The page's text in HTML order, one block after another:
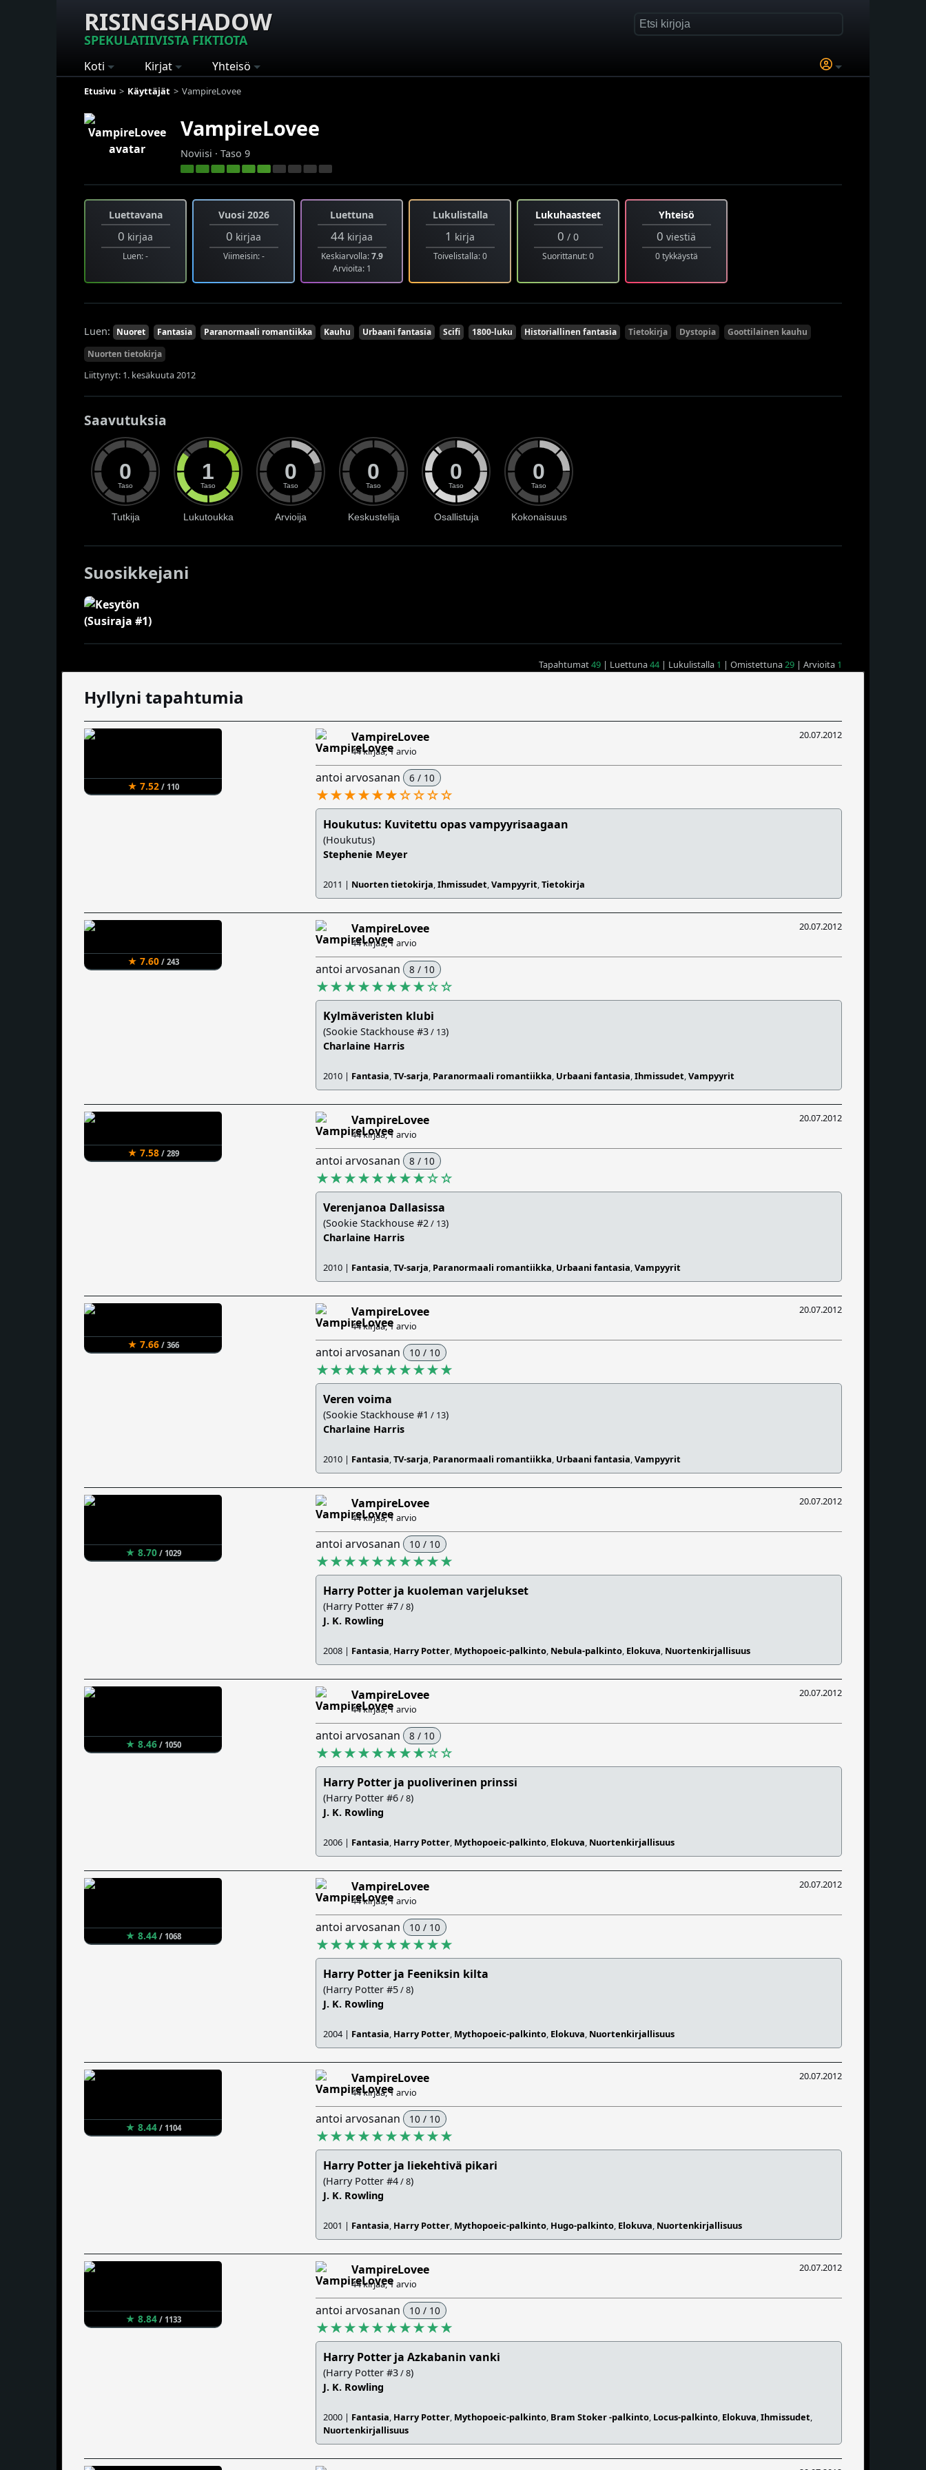
RISINGSHADOW
SPEKULATIIVISTA FIKTIOTA
Koti Kirjat Yhteisö
Etusivu Käyttäjät VampireLovee
VampireLovee
Noviisi · Taso 9
Luettavana
0 kirjaa
Luen: -
Vuosi 2026
0 kirjaa
Viimeisin: -
Luettuna
44 kirjaa
Keskiarvolla:7.9
Arvioita: 1
Lukulistalla
1 kirja
Toivelistalla: 0
Lukuhaasteet
0 / 0
Suorittanut: 0
Yhteisö
0 viestiä
0 tykkäystä
Luen: Nuoret Fantasia Paranormaali romantiikka Kauhu Urbaani fantasia Scifi 1800-luku Historiallinen fantasia Tietokirja Dystopia
Goottilainen kauhu
Nuorten tietokirja
Liittynyt: 1. kesäkuuta 2012
Saavutuksia
0
Taso
Tutkija
1
Taso
Lukutoukka
0
Taso
Arvioija
0
Taso
Keskustelija
0
Taso
Osallistuja
0
Taso
Kokonaisuus
Suosikkejani
Tapahtumat49 | Luettuna44 | Lukulistalla 1 | Omistettuna29 | Arvioita 1
Hyllyni tapahtumia
★ 7.52/ 110
20.07.2012
VampireLovee
44 kirjaa, 1 arvio
antoi arvosanan 6 / 10
★★★★★★☆☆☆☆
Houkutus: Kuvitettu opas vampyyrisaagaan
(Houkutus)
Stephenie Meyer
2011 | Nuorten tietokirja,Ihmissudet,Vampyyrit,Tietokirja
★ 7.60/ 243
20.07.2012
VampireLovee
44 kirjaa, 1 arvio
antoi arvosanan 8 / 10
★★★★★★★★☆☆
Kylmäveristen klubi
(Sookie Stackhouse #3/ 13)
Charlaine Harris
2010 | Fantasia,TV-sarja, Paranormaali romantiikka, Urbaani fantasia,Ihmissudet,Vampyyrit
★ 7.58/ 289
20.07.2012
VampireLovee
44 kirjaa, 1 arvio
antoi arvosanan 8 / 10
★★★★★★★★☆☆
Verenjanoa Dallasissa
(Sookie Stackhouse #2/ 13)
Charlaine Harris
2010 | Fantasia,TV-sarja, Paranormaali romantiikka, Urbaani fantasia,Vampyyrit
★ 7.66/ 366
20.07.2012
VampireLovee
44 kirjaa, 1 arvio
antoi arvosanan 10 / 10
★★★★★★★★★★
Veren voima
(Sookie Stackhouse #1 / 13)
Charlaine Harris
2010 | Fantasia,TV-sarja, Paranormaali romantiikka, Urbaani fantasia,Vampyyrit
★ 8.70/ 1029
20.07.2012
VampireLovee
44 kirjaa, 1 arvio
antoi arvosanan 10 / 10
★★★★★★★★★★
Harry Potter ja kuoleman varjelukset
(Harry Potter #7/ 8)
J. K. Rowling
2008 | Fantasia, Harry Potter, Mythopoeic-palkinto, Nebula-palkinto, Elokuva, Nuortenkirjallisuus
★ 8.46/ 1050
20.07.2012
VampireLovee
44 kirjaa, 1 arvio
antoi arvosanan 8 / 10
★★★★★★★★☆☆
Harry Potter ja puoliverinen prinssi
(Harry Potter #6/ 8)
J. K. Rowling
2006 | Fantasia, Harry Potter, Mythopoeic-palkinto, Elokuva, Nuortenkirjallisuus
★ 8.44/ 1068
20.07.2012
VampireLovee
44 kirjaa, 1 arvio
antoi arvosanan 10 / 10
★★★★★★★★★★
Harry Potter ja Feeniksin kilta
(Harry Potter #5/ 8)
J. K. Rowling
2004 | Fantasia, Harry Potter, Mythopoeic-palkinto, Elokuva, Nuortenkirjallisuus
★ 8.44/ 1104
20.07.2012
VampireLovee
44 kirjaa, 1 arvio
antoi arvosanan 10 / 10
★★★★★★★★★★
Harry Potter ja liekehtivä pikari
(Harry Potter #4/ 8)
J. K. Rowling
2001 | Fantasia, Harry Potter, Mythopoeic-palkinto, Hugo-palkinto, Elokuva, Nuortenkirjallisuus
★ 8.84/ 1133
20.07.2012
VampireLovee
44 kirjaa, 1 arvio
antoi arvosanan 10 / 10
★★★★★★★★★★
Harry Potter ja Azkabanin vanki
(Harry Potter #3/ 8)
J. K. Rowling
2000 | Fantasia, Harry Potter, Mythopoeic-palkinto, Bram Stoker -palkinto, Locus-palkinto, Elokuva,Ihmissudet,
Nuortenkirjallisuus